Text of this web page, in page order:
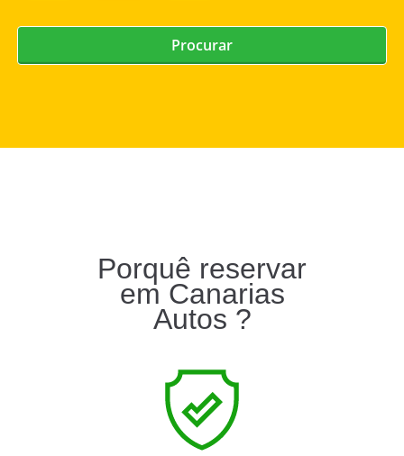
Procurar
Porquê reservar
em Canarias
Autos ?